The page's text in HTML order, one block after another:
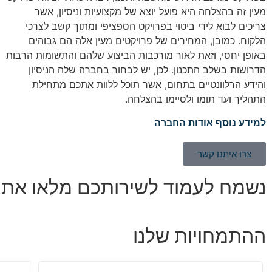
מעין זה בהצלחה היא פועל יוצא של מקצועיות וניסיון, אשר
צריכים לבוא לידי ביטוי בפרויקט הספציפי ומתוך קשב לצרכי
הלקוח. כמובן, המחירים של פרויקטים מעין אלה הם גבוהים
באופן יחסי, וזאת לאור מורכבות הביצוע שלהם והתשומות הרבות
הדרושות בשלב התכנון. לכן, יש לבחור בחברה שלה הניסיון
והידע הרלוונטיים בתחום, אשר תוכל ללוות אתכם מתחילת
התהליך ועד תומו ולסיימו בהצלחה.
למידע נוסף אודות החברה
צרו איתנו קשר
נשמח לעמוד לשירותכם מלאו
ההתמחויות שלנו